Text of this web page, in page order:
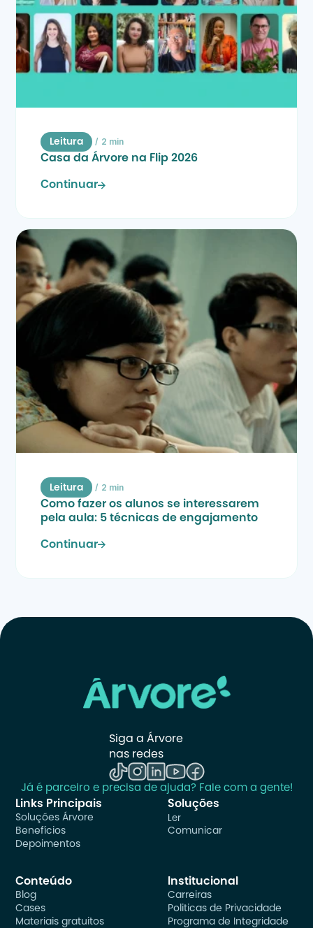
Leitura / 2 min
Casa da Árvore na Flip 2026
Continuar
Leitura / 2 min
Como fazer os alunos se interessarem
pela aula: 5 técnicas de engajamento
Continuar
Siga a Árvore
nas redes
Já é parceiro e precisa de ajuda? Fale com a gente!
Links Principais
Soluções Árvore
Benefícios
Depoimentos
Soluções
Ler
Comunicar
Conteúdo
Blog
Cases
Materiais gratuitos
Institucional
Carreiras
Politicas de Privacidade
Programa de Integridade